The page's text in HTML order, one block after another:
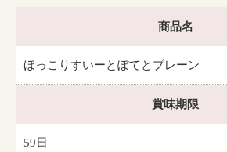
商品名
ほっこりすいーとぽてとプレーン
賞味期限
59日